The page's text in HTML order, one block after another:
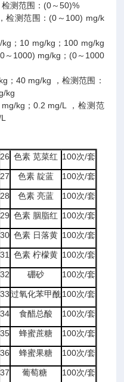
测范围：(0～50)%
检测范围：(0～100) mg/k
；10 mg/kg；100 mg/kg
～1000) mg/kg；(0～1000
；40 mg/kg ，检测范围：
kg
kg；0.2 mg/L ，检测范
26 色素 苋菜红 100次/套
27 色素 靛蓝 100次/套
28 色素 亮蓝 100次/套
29 色素 胭脂红 100次/套
30 色素 日落黄 100次/套
31 色素 柠檬黄 100次/套
32 硼砂 100次/套
33 过氧化苯甲酰100次/套
34 食醋总酸 100次/套
35 蜂蜜蔗糖 100次/套
36 蜂蜜果糖 100次/套
37 葡萄糖 100次/套